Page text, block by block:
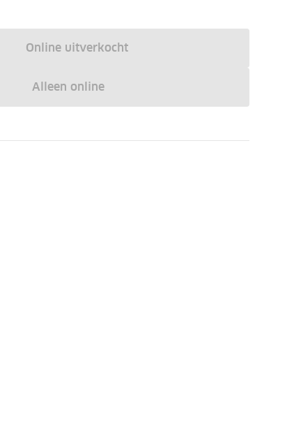
Online uitverkocht
Alleen online